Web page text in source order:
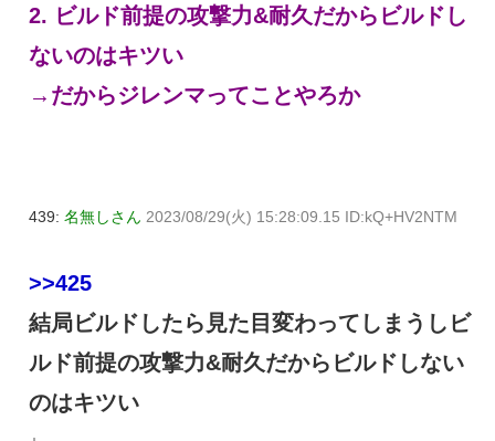
2. ビルド前提の攻撃力&耐久だからビルドし
ないのはキツい
→だからジレンマってことやろか
439: 名無しさん 2023/08/29(火) 15:28:09.15 ID:kQ+HV2NTM
>>425
結局ビルドしたら見た目変わってしまうしビ
ルド前提の攻撃力&耐久だからビルドしない
のはキツい